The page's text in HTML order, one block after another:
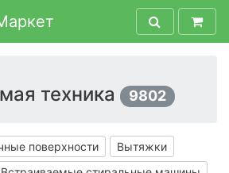
техника 9802
поверхности
Вытяжки